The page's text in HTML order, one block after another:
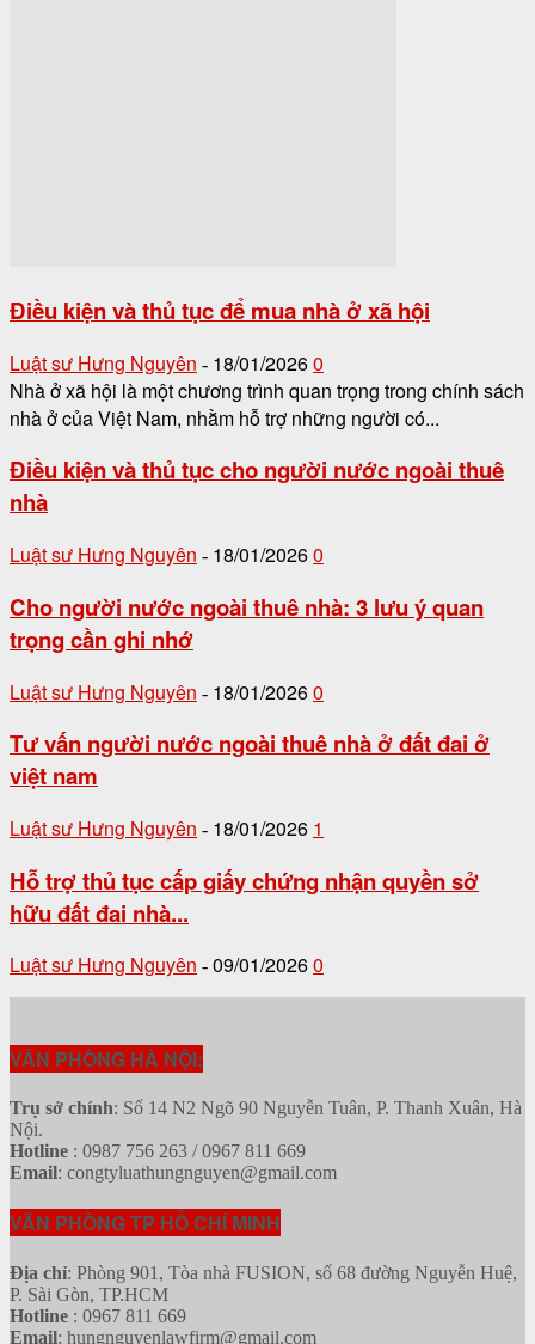
Điều kiện và thủ tục để mua nhà ở xã hội
Luật sư Hưng Nguyên - 18/01/20260
Nhà ở xã hội là một chương trình quan trọng trong chính sách
nhà ở của Việt Nam, nhằm hỗ trợ những người có...
Điều kiện và thủ tục cho người nước ngoài thuê
nhà
Luật sư Hưng Nguyên - 18/01/20260
Cho người nước ngoài thuê nhà: 3 lưu ý quan
trọng cần ghi nhớ
Luật sư Hưng Nguyên - 18/01/20260
Tư vấn người nước ngoài thuê nhà ở đất đai ở
việt nam
Luật sư Hưng Nguyên - 18/01/2026 1
Hỗ trợ thủ tục cấp giấy chứng nhận quyền sở
hữu đất đai nhà...
Luật sư Hưng Nguyên - 09/01/20260
VĂN PHÒNG HÀ NỘI:
Trụ sở chính: Số 14 N2 Ngõ 90 Nguyễn Tuân, P. Thanh Xuân, Hà
Nội.
Hotline : 0987 756 263 / 0967 811 669
Email: congtyluathungnguyen@gmail.com
VĂN PHÒNG TP HỒ CHÍ MINH
Địa chỉ: Phòng 901, Tòa nhà FUSION, số 68 đường Nguyễn Huệ,
P. Sài Gòn, TP.HCM
Hotline : 0967 811 669
Email: hungnguyenlawfirm@gmail.com